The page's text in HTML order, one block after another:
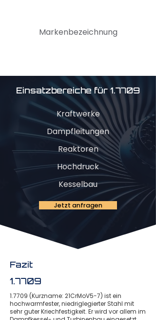
Markenbezeichnung
Einsatzbereiche für 1.7709
Kraftwerke
Dampfleitungen
Reaktoren
Hochdruck
Kesselbau
Jetzt anfragen
Fazit
1.7709
1.7709 (Kurzname: 21CrMoV5-7) ist ein
hochwarmfester, niedriglegierter Stahl mit
sehr guter Kriechfestigkeit. Er wird vor allem im